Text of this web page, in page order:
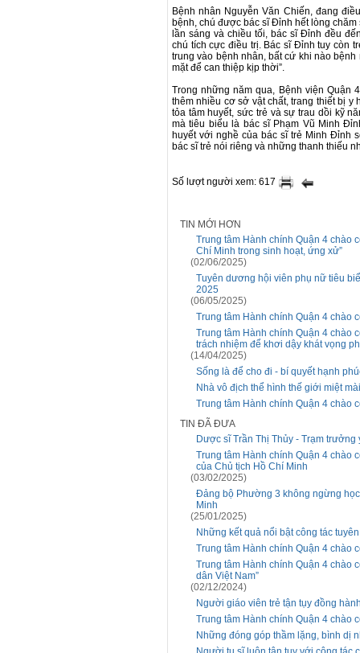
Bệnh nhân Nguyễn Văn Chiến, đang
bệnh, chú được bác sĩ Đỉnh hết lòng
lần sáng và chiều tối, bác sĩ Đỉnh đều
chú tích cực điều trị. Bác sĩ Đỉnh tuy còn
trung vào bệnh nhân, bất cứ khi nào
mặt để can thiệp kịp thời”.
Trong những năm qua, Bệnh viện
thêm nhiều cơ sở vật chất, trang thiết bị
tỏa tâm huyết, sức trẻ và sự trau dồi kỹ
mà tiêu biểu là bác sĩ Phạm Vũ Minh
huyết với nghề của bác sĩ trẻ Minh Đỉnh
bác sĩ trẻ nói riêng và những thanh thiếu
Số lượt người xem: 617
TIN MỚI HƠN
Trung tâm Hành chính Quận 4 chào
Chí Minh trong sinh hoạt, ứng xử”
(02/06/2025)
Tuyên dương hội viên phụ nữ tiêu
2025
(06/05/2025)
Trung tâm Hành chính Quận 4 chào
Trung tâm Hành chính Quận 4 chào
trách nhiệm để khơi dậy khát vọng
(14/04/2025)
Sống là để cho đi - bí quyết hạnh
Nhà vô địch thể hình thế giới miệt
Trung tâm Hành chính Quận 4 chào
TIN ĐÃ ĐƯA
Dược sĩ Trần Thị Thủy - Trạm
Trung tâm Hành chính Quận 4 chào
của Chủ tịch Hồ Chí Minh
(03/02/2025)
Đảng bộ Phường 3 không ngừng
Minh
(25/01/2025)
Những kết quả nổi bật công tác
Trung tâm Hành chính Quận 4 chào
Trung tâm Hành chính Quận 4 chào
dân Việt Nam”
(02/12/2024)
Người giáo viên trẻ tận tụy đồng
Trung tâm Hành chính Quận 4 chào
Những đóng góp thầm lặng, bình dị